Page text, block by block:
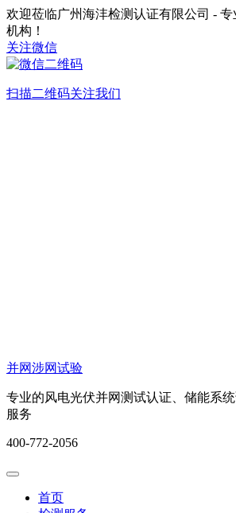
欢迎莅临广州海沣检测认证有限公司 -
机构！
关注微信
扫描二维码关注我们
并网涉网试验
专业的风电光伏并网测试认证、储能系
服务
400-772-2056
首页